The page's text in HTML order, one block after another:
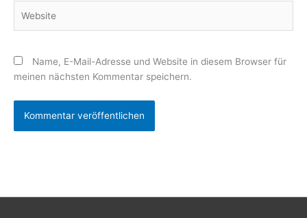
Name, E-Mail-Adresse und Website in diesem Browser für
meinen nächsten Kommentar speichern.